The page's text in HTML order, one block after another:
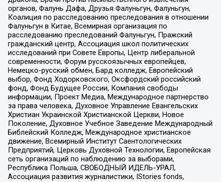
органов, Фалунь Дафа, Друзья Фалуньгун, Фалуньгун,
Коалиция по расследованию преследования в отношении
Фалуньгун в Китае, Всемирная организация по
расследованию преследований Фалуньгун, Пражский
гражданский центр, Ассоциация школ политических
исследований при Совете Европы, Центр либеральной
современности, Форум русскоязычных европейцев,
Немецко-русский обмен, Бард колледж, Европейский
выбор, Фонд Ходорковского, Оксфордский российский
фонд, Фонд Будущее России, Компания свободы
информации, Проект Медиа, Международное партнерство
за права человека, Духовное Управление Евангельских
Христиан Украинской Христианской Церкви, Новое
Поколение, Духовное Учебное Заведение Международный
Библейский Колледж, Международное христианское
движение, Всемирный Институт Саентологических
Предприятий, Церковь Духовной Технологии, Европейская
сеть организаций по наблюдению за выборами,
Республика Польша, СВОБОДНЫЙ ИДЕЛЬ-УРАЛ,
Ассоциация развития журналистики, IStories fonds,